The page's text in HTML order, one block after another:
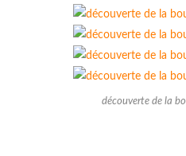
découverte de la